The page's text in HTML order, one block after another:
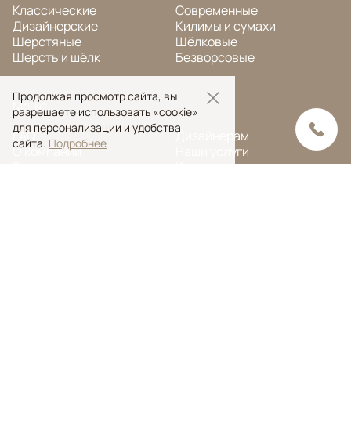
Классические
Дизайнерские
Шерстяные
Шерсть и шёлк
Современные
Килимы и сумахи
Шёлковые
Безворсовые
Меню
FAQ
О компании
Дизайнерам
Наши услуги
Продолжая просмотр сайта, вы
разрешаете использовать «cookie»
для персонализации и удобства
сайта. Подробнее